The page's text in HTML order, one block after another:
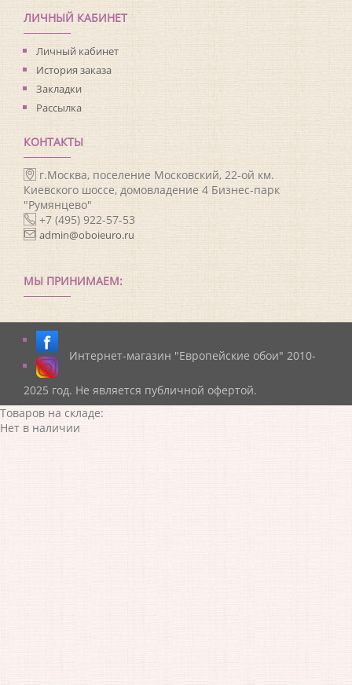
ЛИЧНЫЙ КАБИНЕТ
Личный кабинет
История заказа
Закладки
Рассылка
КОНТАКТЫ
г.Москва, поселение Московский, 22-ой км.
Киевского шоссе, домовладение 4 Бизнес-парк
"Румянцево"
+7 (495) 922-57-53
admin@oboieuro.ru
МЫ ПРИНИМАЕМ:
Интернет-магазин "Европейские обои" 2010-
2025 год. Не является публичной офертой.
Товаров на складе:
Нет в наличии